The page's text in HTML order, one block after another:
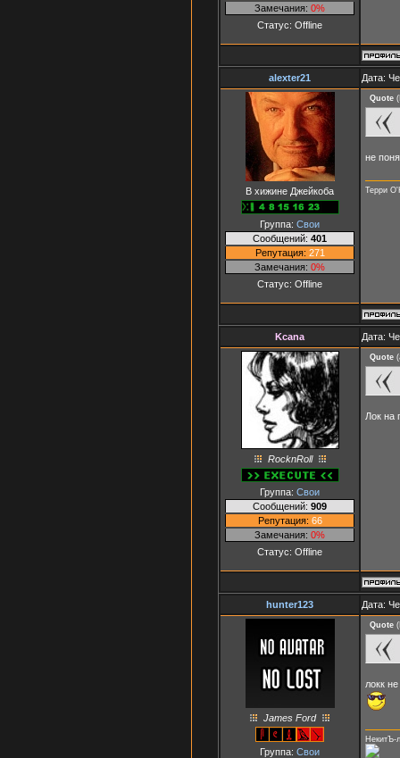
Замечания: 0%
Статус: Offline
alexter21 Дата:
В хижине Джейкоба
Группа: Свои
Сообщений: 401
Репутация: 271
Замечания: 0%
Статус: Offline
Quote (
не
Терри
Kcana Дата:
RocknRoll
Группа: Свои
Сообщений: 909
Репутация: 66
Замечания: 0%
Статус: Offline
Quote (
Лок на
hunter123 Дата:
James Ford
Группа: Свои
Quote (
локк
НекитЪ-